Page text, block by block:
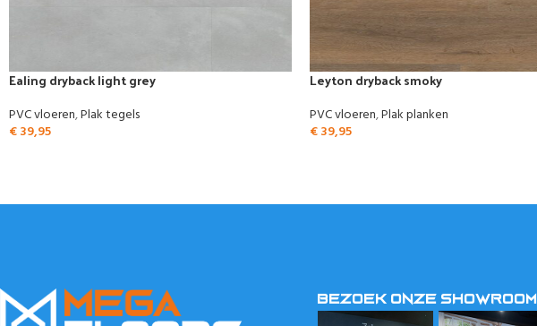
Ealing dryback light grey
PVC vloeren,Plak tegels
€39,95
Leyton dryback smoky
PVC vloeren,Plak planken
€39,95
BEZOEK ONZE SHOWROOM